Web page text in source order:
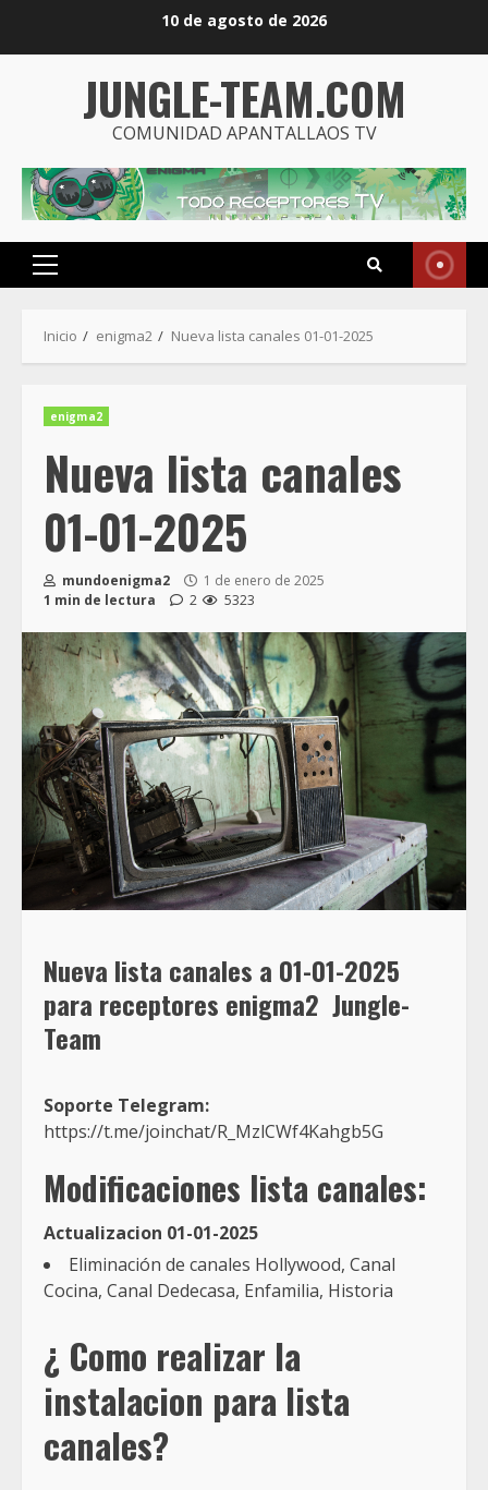
10 de agosto de 2026
JUNGLE-TEAM.COM
COMUNIDAD APANTALLAOS TV
Menú
Inicio enigma2 Nueva lista canales 01-01-2025
enigma2
Nueva lista canales
01-01-2025
mundoenigma2
1 de enero de 2025
1 min de lectura
2 5323
Nueva lista canales a 01-01-2025
para receptores enigma2 Jungle-
Team
Soporte Telegram:
https://t.me/joinchat/R_MzlCWf4Kahgb5G
Modificaciones lista canales:
Actualizacion 01-01-2025
Eliminación de canales Hollywood, Canal
Cocina, Canal Dedecasa, Enfamilia, Historia
¿ Como realizar la
instalacion para lista
canales?